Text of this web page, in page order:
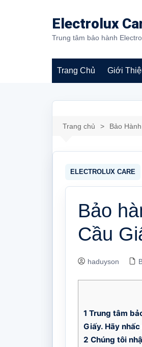
Electrolux
Trung tâm bảo hành
Trang Chủ Giới
Trang chủ Bảo
Bảo
Cầu
haduyson
1 Trung tâm
Giấy. Hãy
2 Chúng tôi